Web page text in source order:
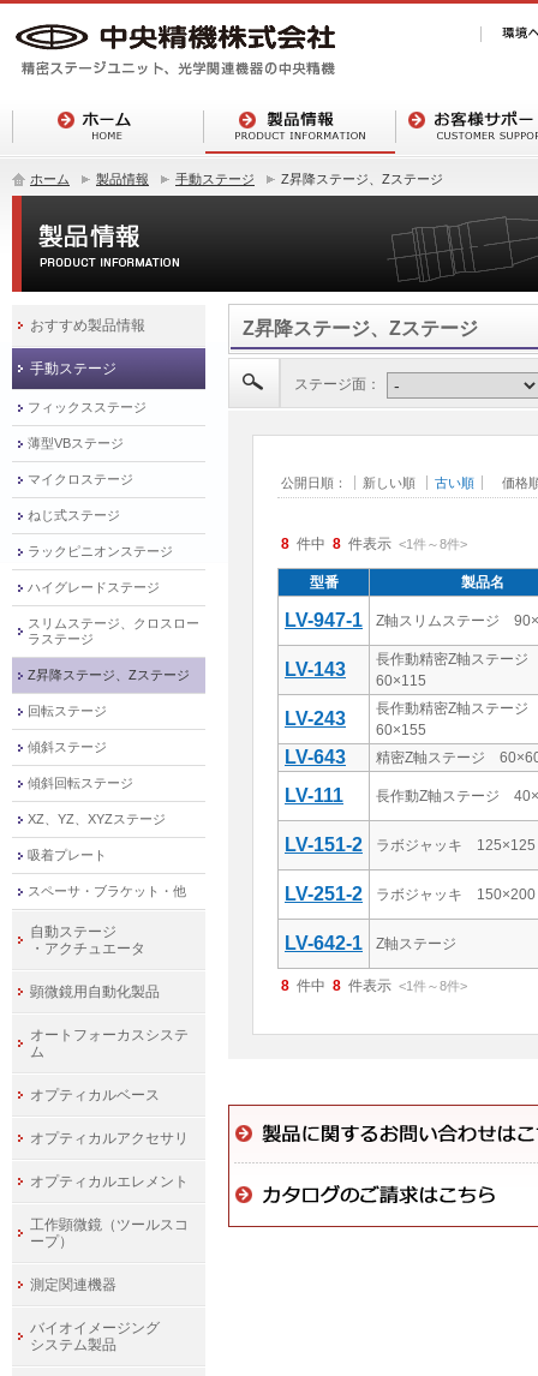
ホーム 製品情報 手動ステージ Z昇降ステージ、Zステージ
Z昇降ステージ、Zステージ
ステージ面：
公開日順： 新しい順 古い順 価格
8 件中 8 件表示 <1件～8件>
型番 製品名
LV-947-1 Z軸スリムステージ
LV-143
長作動精密Z軸ステー
60×115
LV-243
長作動精密Z軸ステー
60×155
LV-643 精密Z軸ステージ
LV-111 長作動Z軸ステージ
LV-151-2 ラボジャッキ 125×125
LV-251-2 ラボジャッキ 150×200
LV-642-1 Z軸ステージ
8 件中 8 件表示 <1件～8件>
おすすめ製品情報
手動ステージ
フィックスステージ
薄型VBステージ
マイクロステージ
ねじ式ステージ
ラックピニオンステージ
ハイグレードステージ
スリムステージ、クロスロー
ラステージ
Z昇降ステージ、Zステージ
回転ステージ
傾斜ステージ
傾斜回転ステージ
XZ、YZ、XYZステージ
吸着プレート
スペーサ・ブラケット・他
自動ステージ
・アクチュエータ
顕微鏡用自動化製品
オートフォーカスシステ
ム
オプティカルベース
オプティカルアクセサリ
オプティカルエレメント
工作顕微鏡（ツールスコ
ープ）
測定関連機器
バイオイメージング
システム製品